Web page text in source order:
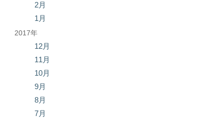
2月
1月
2017年
12月
11月
10月
9月
8月
7月